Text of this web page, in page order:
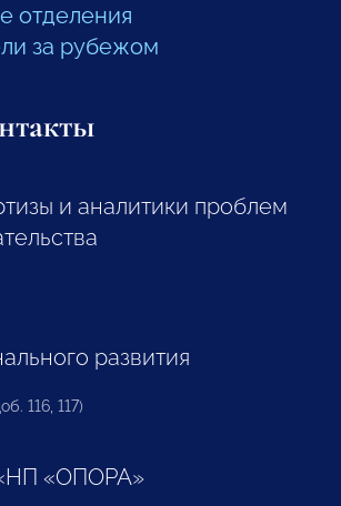
отделения
за рубежом
и аналитики проблем
развития
116, 117)
«ОПОРА»